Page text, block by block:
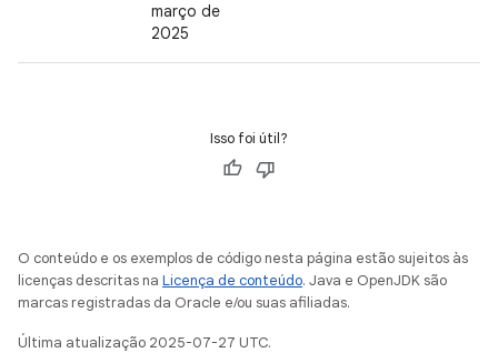
março de
2025
Isso foi útil?
O conteúdo e os exemplos de código nesta página estão sujeitos às
licenças descritas na Licença de conteúdo. Java e OpenJDK são
marcas registradas da Oracle e/ou suas afiliadas.
Última atualização 2025-07-27 UTC.